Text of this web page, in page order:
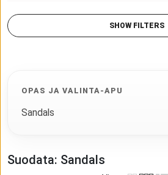
SHOW FILTERS
OPAS JA VALINTA-APU
Sandals
Suodata: Sandals